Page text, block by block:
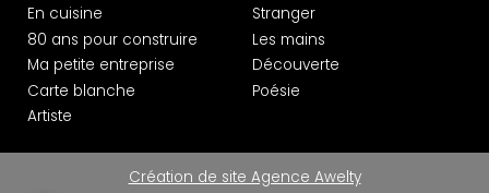
En cuisine
80 ans pour construire
Ma petite entreprise
Carte blanche
Artiste
Stranger
Les mains
Découverte
Poésie
Création de site Agence Awelty